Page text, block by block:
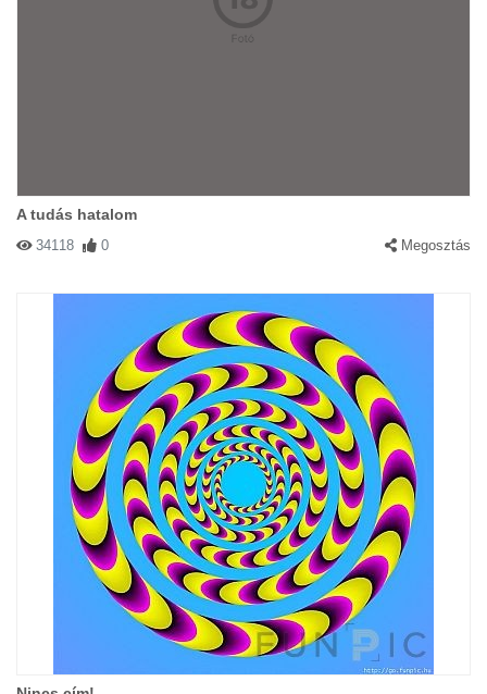
A tudás hatalom
34118 0 Megosztás